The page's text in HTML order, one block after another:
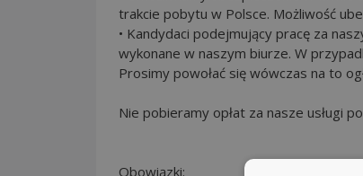
trakcie pobytu w Polsce. Możliwość
• Kandydaci podejmujący pracę za
wykonane w naszym biurze. W
Prosimy powołać się wówczas na to
Nie pobieramy opłat za nasze usługi
Obowiązki: